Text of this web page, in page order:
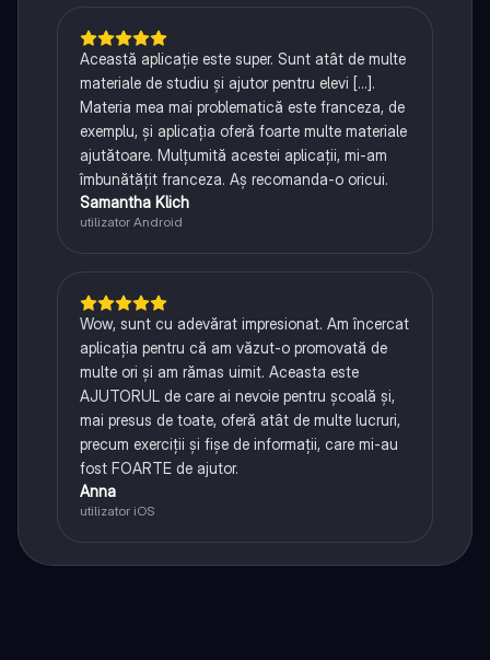
Această aplicație este super. Sunt atât de multe
materiale de studiu și ajutor pentru elevi [...].
Materia mea mai problematică este franceza, de
exemplu, și aplicația oferă foarte multe materiale
ajutătoare. Mulțumită acestei aplicații, mi-am
îmbunătățit franceza. Aș recomanda-o oricui.
Samantha Klich
utilizator Android
Wow, sunt cu adevărat impresionat. Am încercat
aplicația pentru că am văzut-o promovată de
multe ori și am rămas uimit. Aceasta este
AJUTORUL de care ai nevoie pentru școală și,
mai presus de toate, oferă atât de multe lucruri,
precum exerciții și fișe de informații, care mi-au
fost FOARTE de ajutor.
Anna
utilizator iOS